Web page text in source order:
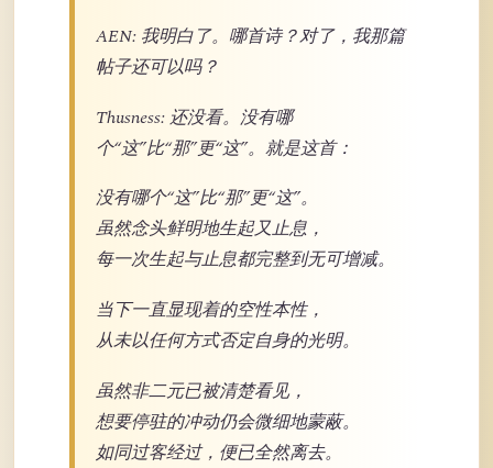
AEN: 我明白了。哪首诗？对了，我那篇
帖子还可以吗？
Thusness: 还没看。没有哪
个“这”比“那”更“这”。就是这首：
没有哪个“这”比“那”更“这”。
虽然念头鲜明地生起又止息，
每一次生起与止息都完整到无可增减。
当下一直显现着的空性本性，
从未以任何方式否定自身的光明。
虽然非二元已被清楚看见，
想要停驻的冲动仍会微细地蒙蔽。
如同过客经过，便已全然离去。